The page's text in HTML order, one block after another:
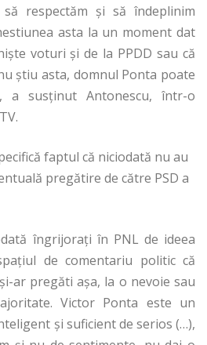
respectăm şi să îndeplinim
asta la un moment dat
voturi şi de la PPDD sau că
ştiu asta, domnul Ponta poate
a susţinut Antonescu, într-o
faptul că niciodată nu au
pregătire de către PSD a
îngrijoraţi în PNL de ideea
de comentariu politic că
ar pregăti aşa, la o nevoie sau
Victor Ponta este un
şi suficient de serios (…),